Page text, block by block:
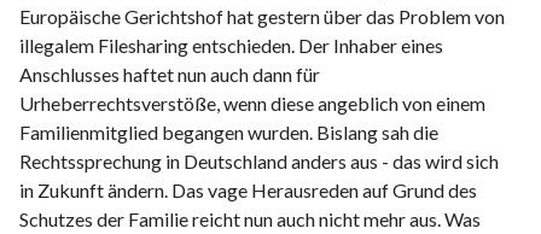
Europäische Gerichtshof hat gestern über das Problem von
illegalem Filesharing entschieden. Der Inhaber eines
Anschlusses haftet nun auch dann für
Urheberrechtsverstöße, wenn diese angeblich von einem
Familienmitglied begangen wurden. Bislang sah die
Rechtssprechung in Deutschland anders aus - das wird sich
in Zukunft ändern. Das vage Herausreden auf Grund des
Schutzes der Familie reicht nun auch nicht mehr aus. Was